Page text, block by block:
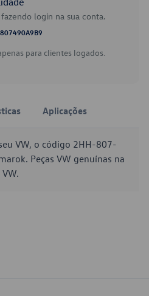
login na sua conta.
para clientes logados.
Aplicações
VW, o código 2HH-807-
Peças VW genuínas na